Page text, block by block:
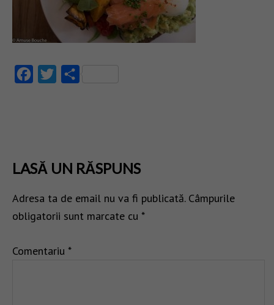
FacebookTwitter
LASĂ UN RĂSPUNS
Adresa ta de email nu va fi publicată. Câmpurile
obligatorii sunt marcate cu *
Comentariu *